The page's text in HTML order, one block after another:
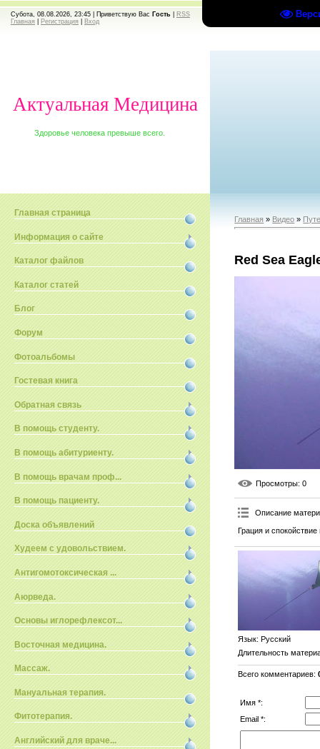
Субота, 08.08.2026, 23:45 | Приветствую Вас Гость
RSS
Главная
Регистрация Вход
Актуальная Медицина
Здоровье человека превыше всего.
Главная страница
Информация о сайте
Каталог файлов
Каталог статей
Блог
Форум
Фотоальбомы
Гостевая книга
Обратная связь
В помощь студенту.
В помощь абитуриенту.
В помощь врачам проф...
В помощь пациенту.
Доска объявлений
Худеем с удовольствием.
Антигомотоксическая ...
Аюрведа.
Основы иглорефлексот...
Восточная медицина.
Массаж.
Мануальная терапия.
Фитотерапия.
Английский для враче...
Главная » Видео »
Red Sea
Просмотры: 0
Описание
Грация и
Язык: Русский
Длительность
Всего комментариев:
Имя *:
Email *: